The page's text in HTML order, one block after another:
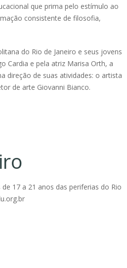
que prima pelo estímulo ao
consistente de filosofia,
do Rio de Janeiro e seus jovens
Cardia e pela atriz Marisa Orth, a
direção de suas atividades: o artista
de arte Giovanni Bianco.
17 a 21 anos das periferias do Rio